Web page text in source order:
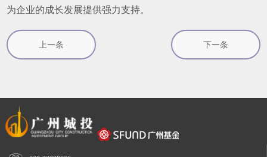
为企业的成长发展提供强力支持。
上一条 下一条